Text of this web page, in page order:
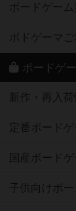
ボードゲー
ボドゲーマ
ボードゲ
新作・再入荷
定番ボード
国産ボード
子供向けボ